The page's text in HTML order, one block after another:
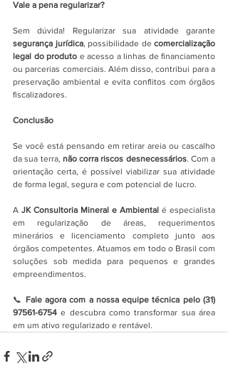
Vale a pena regularizar?
segurança jurídica, possibilidade de comercialização
legal do produto e acesso a linhas de financiamento
ou parcerias comerciais. Além disso, contribui para a
preservação ambiental e evita conflitos com órgãos
fiscalizadores.
Conclusão
Se você está pensando em retirar areia ou cascalho
da sua terra, não corra riscos desnecessários. Com a
orientação certa, é possível viabilizar sua atividade
de forma legal, segura e com potencial de lucro.
A JK Consultoria Mineral e Ambiental é especialista
em regularização de áreas, requerimentos
minerários e licenciamento completo junto aos
órgãos competentes. Atuamos em todo o Brasil com
soluções sob medida para pequenos e grandes
empreendimentos.
📞 Fale agora com a nossa equipe técnica pelo (31)
97561-6754 e descubra como transformar sua área
em um ativo regularizado e rentável.